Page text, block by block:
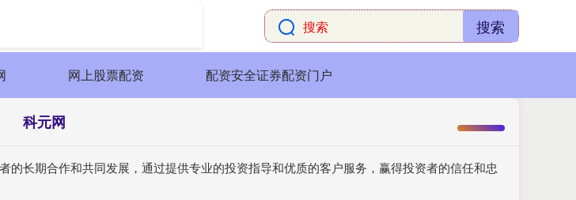
搜索
网上股票配资 配资安全证券配资门户
科元网
长期合作和共同发展，通过提供专业的投资指导和优质的客户服务，赢得投资者的信任和忠